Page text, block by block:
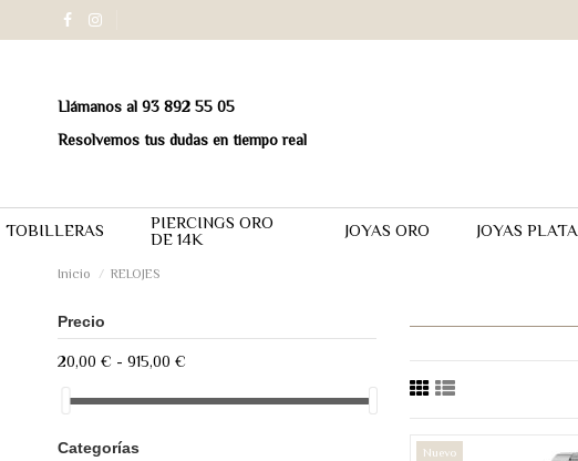
Llámanos al 93 892 55 05
Resolvemos tus dudas en tiempo real
TOBILLERAS
PIERCINGS ORO
DE 14K
JOYAS ORO JOYAS PLATA
Inicio RELOJES
Nuevo
Precio
20,00 € - 915,00 €
Categorías